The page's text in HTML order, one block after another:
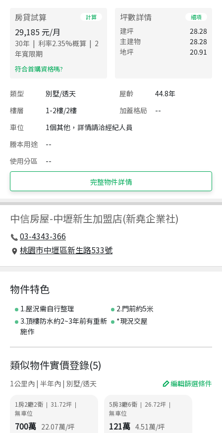
房貸試算 計算
29,185 元/月
30年 | 利率2.35%概算 | 2
年寬限期
​符合首購資格嗎?
坪數詳情 細項
建坪
28.28
主建物
28.28
地坪
20.91
類型 別墅/透天 屋齡
44.8年
樓層
1-2樓/2樓 加蓋格局
--
車位
1個其他，詳情請洽經紀人員
謄本用途
--
使用分區
--
完整物件詳情
中信房屋-中壢新生加盟店(新堯企業社)
03-4343-366
桃園市中壢區新生路533號
物件特色
1.屋況需自行整理
2.門前約5米
3.頂樓防水約2~3年前有重新
施作
*現況交屋
類似物件實價登錄(5)
1公里內 | 半年內 | 別墅/透天 編輯篩選條件
1房2廳2衛 | 31.72坪 |
無車位
700萬 22.07萬/坪
5房3廳6衛 | 26.72坪 |
無車位
121萬 4.51萬/坪